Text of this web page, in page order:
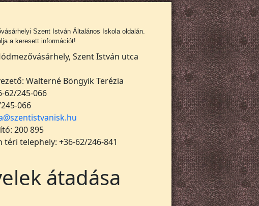
Szent István Általános Iskola oldalán.
a keresett információt!
Szent István utca
Walterné Böngyik Terézia
62/245-066
066
200 895
téri telephely: +36-62/246-841
átadása